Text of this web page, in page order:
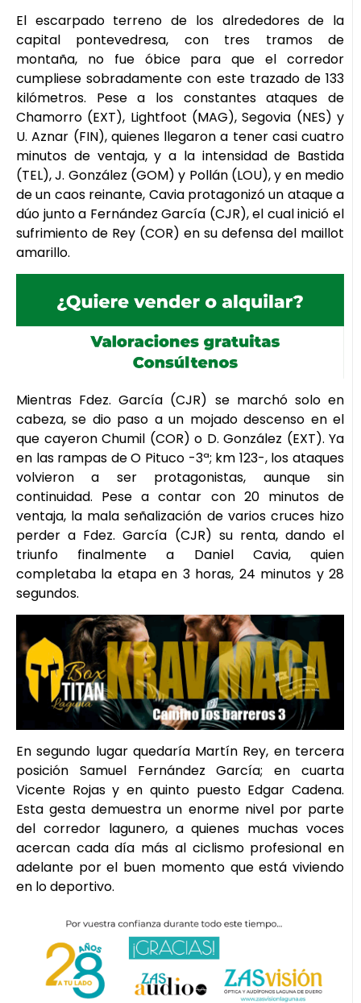
El escarpado terreno de los alrededores de la
capital pontevedresa, con tres tramos de
montaña, no fue óbice para que el corredor
cumpliese sobradamente con este trazado de 133
kilómetros. Pese a los constantes ataques de
Chamorro (EXT), Lightfoot (MAG), Segovia (NES) y
U. Aznar (FIN), quienes llegaron a tener casi cuatro
minutos de ventaja, y a la intensidad de Bastida
(TEL), J. González (GOM) y Pollán (LOU), y en medio
de un caos reinante, Cavia protagonizó un ataque a
dúo junto a Fernández García (CJR), el cual inició el
sufrimiento de Rey (COR) en su defensa del maillot
amarillo.
Mientras Fdez. García (CJR) se marchó solo en
cabeza, se dio paso a un mojado descenso en el
que cayeron Chumil (COR) o D. González (EXT). Ya
en las rampas de O Pituco -3ª; km 123-, los ataques
volvieron a ser protagonistas, aunque sin
continuidad. Pese a contar con 20 minutos de
ventaja, la mala señalización de varios cruces hizo
perder a Fdez. García (CJR) su renta, dando el
triunfo finalmente a Daniel Cavia, quien
completaba la etapa en 3 horas, 24 minutos y 28
segundos.
En segundo lugar quedaría Martín Rey, en tercera
posición Samuel Fernández García; en cuarta
Vicente Rojas y en quinto puesto Edgar Cadena.
Esta gesta demuestra un enorme nivel por parte
del corredor lagunero, a quienes muchas voces
acercan cada día más al ciclismo profesional en
adelante por el buen momento que está viviendo
en lo deportivo.